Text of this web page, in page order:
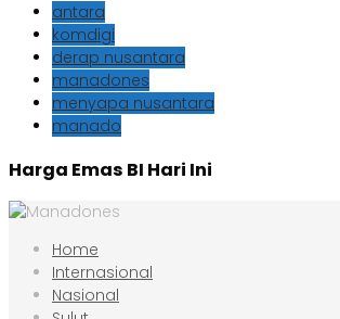
antara
komdigi
derap nusantara
manadones
menyapa nusantara
manado
Harga Emas BI Hari Ini
Home
Internasional
Nasional